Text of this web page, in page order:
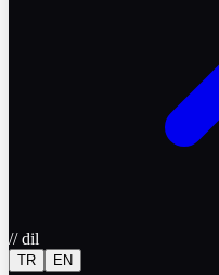
//dil
TR EN